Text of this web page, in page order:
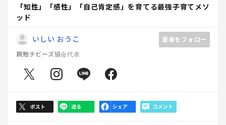
「知性」「感性」「自己肯定感」を育てる最強子育てメソ
ッド
いしい おうこ
著者をフォロー
親勉チビーズ協会代表